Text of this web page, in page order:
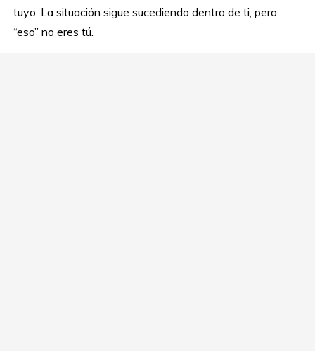
tuyo. La situación sigue sucediendo dentro de ti, pero
“eso” no eres tú.